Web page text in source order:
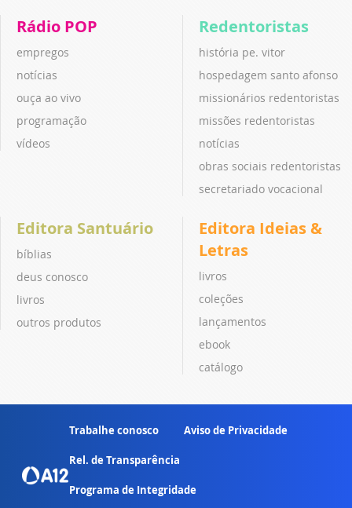
Rádio POP
empregos
notícias
ouça ao vivo
programação
vídeos
Redentoristas
história pe. vitor
hospedagem santo afonso
missionários redentoristas
missões redentoristas
notícias
obras sociais redentoristas
secretariado vocacional
Editora Santuário
bíblias
deus conosco
livros
outros produtos
Editora Ideias &
Letras
livros
coleções
lançamentos
ebook
catálogo
Trabalhe conosco Aviso de Privacidade
Rel. de Transparência
Programa de Integridade